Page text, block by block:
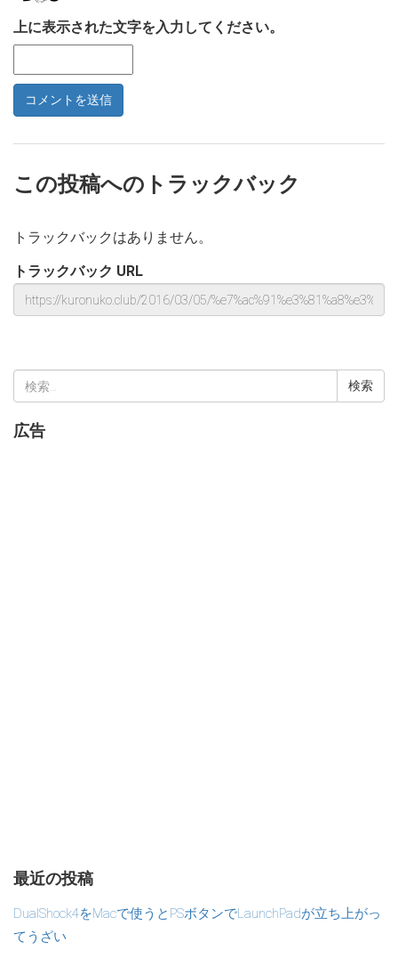
上に表示された文字を入力してください。
この投稿へのトラックバック
トラックバックはありません。
トラックバック URL
検
索:
広告
最近の投稿
DualShock4をMacで使うとPSボタンでLaunchPadが立ち上がっ
てうざい